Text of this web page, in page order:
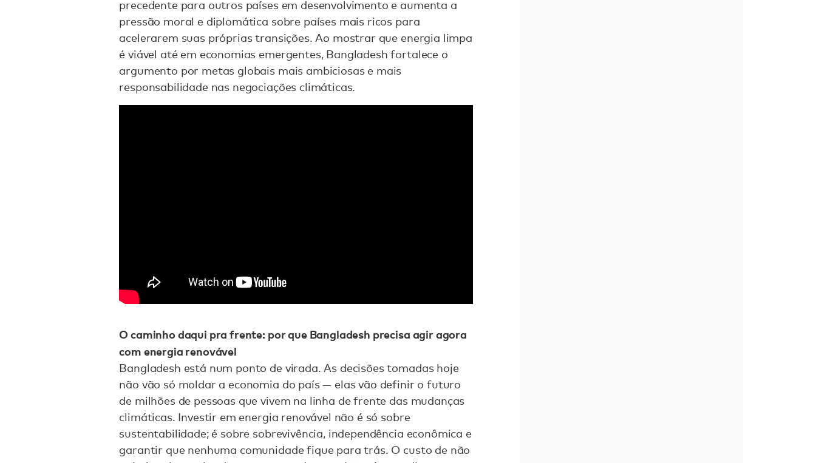
precedente para outros países em desenvolvimento e aumenta a
pressão moral e diplomática sobre países mais ricos para
acelerarem suas próprias transições. Ao mostrar que energia limpa
é viável até em economias emergentes, Bangladesh fortalece o
argumento por metas globais mais ambiciosas e mais
responsabilidade nas negociações climáticas.
O caminho daqui pra frente: por que Bangladesh precisa agir agora
com energia renovável
Bangladesh está num ponto de virada. As decisões tomadas hoje
não vão só moldar a economia do país — elas vão definir o futuro
de milhões de pessoas que vivem na linha de frente das mudanças
climáticas. Investir em energia renovável não é só sobre
sustentabilidade; é sobre sobrevivência, independência econômica e
garantir que nenhuma comunidade fique para trás. O custo de não